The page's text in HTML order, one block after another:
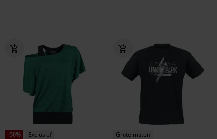
-50%
Exclusief
Grote maten